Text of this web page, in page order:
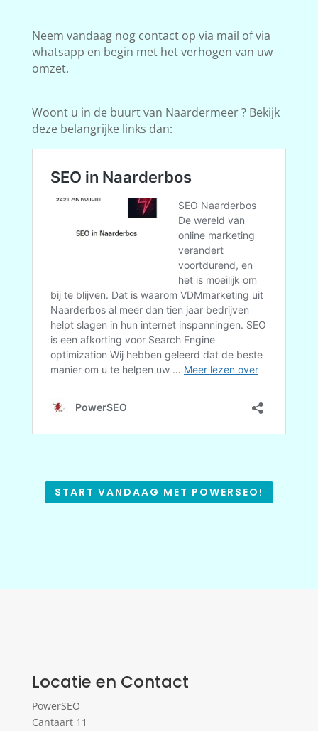
Neem vandaag nog contact op via mail of via
whatsapp en begin met het verhogen van uw
omzet.
Woont u in de buurt van Naardermeer ? Bekijk
deze belangrijke links dan:
START VANDAAG MET POWERSEO!
Locatie en Contact
PowerSEO
Cantaart 11